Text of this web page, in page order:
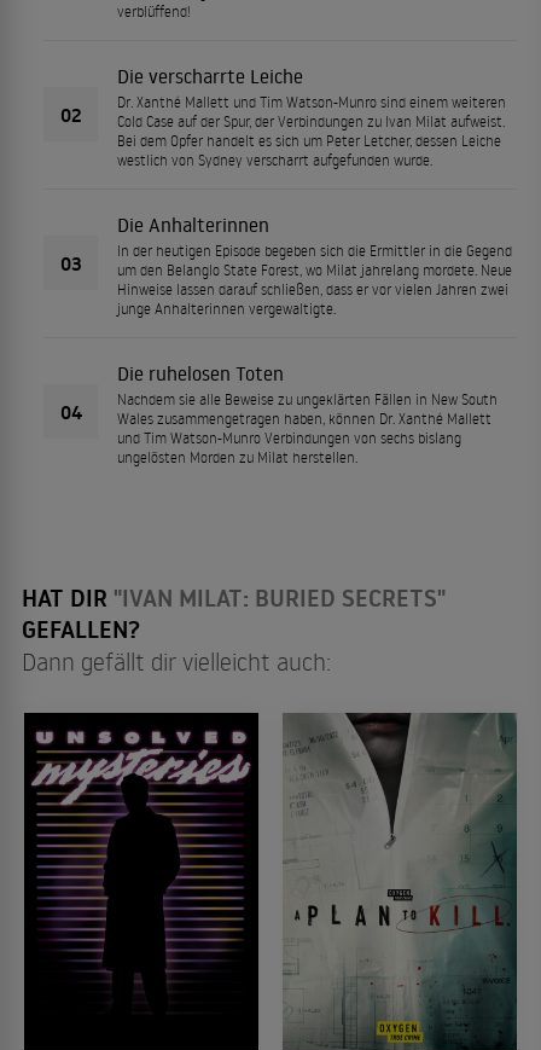
verblüffend!
02
Die verscharrte Leiche
Dr. Xanthé Mallett und Tim Watson-Munro sind einem weiteren
Cold Case auf der Spur, der Verbindungen zu Ivan Milat aufweist.
Bei dem Opfer handelt es sich um Peter Letcher, dessen Leiche
westlich von Sydney verscharrt aufgefunden wurde.
03
Die Anhalterinnen
In der heutigen Episode begeben sich die Ermittler in die Gegend
um den Belanglo State Forest, wo Milat jahrelang mordete. Neue
Hinweise lassen darauf schließen, dass er vor vielen Jahren zwei
junge Anhalterinnen vergewaltigte.
04
Die ruhelosen Toten
Nachdem sie alle Beweise zu ungeklärten Fällen in New South
Wales zusammengetragen haben, können Dr. Xanthé Mallett
und Tim Watson-Munro Verbindungen von sechs bislang
ungelösten Morden zu Milat herstellen.
HAT DIR "IVAN MILAT: BURIED SECRETS"
GEFALLEN?
Dann gefällt dir vielleicht auch: